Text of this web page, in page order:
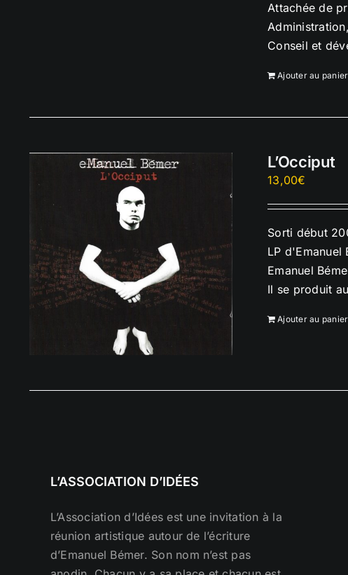
Attachée de
Conseil et
Ajouter au panier
L’Occiput
13,00€
Sorti début
LP
Emanuel
Il se produit
Ajouter au panier
L’ASSOCIATION D’IDÉES
L’Association d’Idées est une invitation à la
réunion artistique autour de l’écriture
d’Emanuel Bémer. Son nom n’est pas